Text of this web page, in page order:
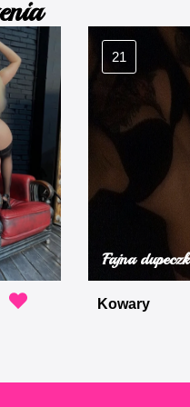
21
Fajna
Kowary